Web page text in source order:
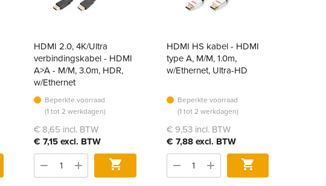
HDMI 2.0, 4K/Ultra
verbindingskabel - HDMI
A>A - M/M, 3.0m, HDR,
w/Ethernet
Beperkte voorraad
(1 tot 2 werkdagen)
€ 8,65 incl. BTW
€ 7,15 excl. BTW
Bestel
HDMI HS kabel - HDMI
type A, M/M, 1.0m,
w/Ethernet, Ultra-HD
Beperkte voorraad
(1 tot 2 werkdagen)
€ 9,53 incl. BTW
€ 7,88 excl. BTW
Bestel